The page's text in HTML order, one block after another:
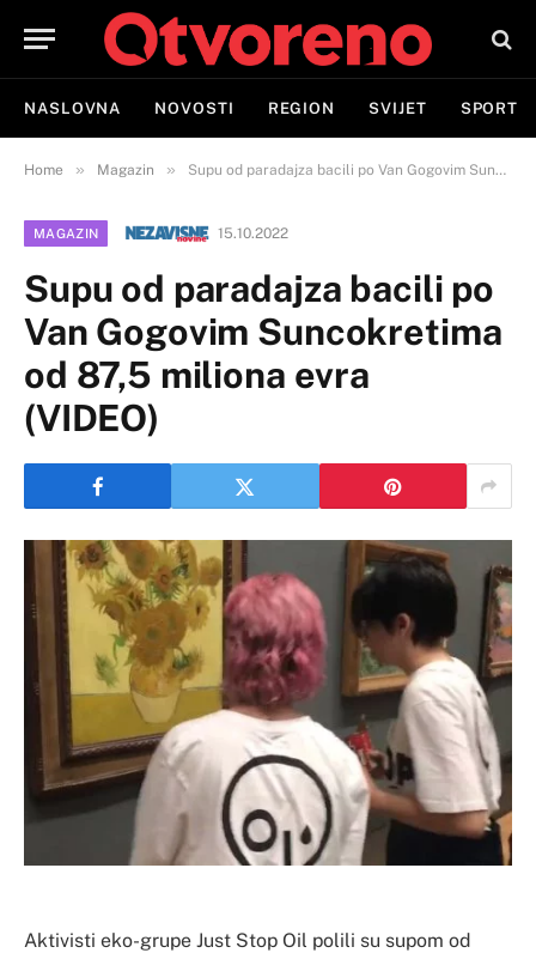
NASLOVNA NOVOSTI REGION SVIJET SPORT
Home » Magazin » Supu od paradajza bacili po Van Gogovim Suncokretima od 87,5 miliona evra (VIDEO)
MAGAZIN 15.10.2022
Supu od paradajza bacili po
Van Gogovim Suncokretima
od 87,5 miliona evra
(VIDEO)
Aktivisti eko-grupe Just Stop Oil polili su supom od